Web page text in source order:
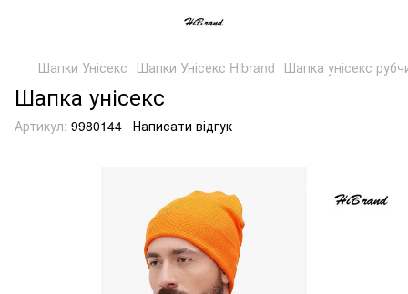
Шапки Унісекс Шапки Унісекс Hibrand Шапка унісекс
Шапка унісекс
Артикул: 9980144 Написати відгук